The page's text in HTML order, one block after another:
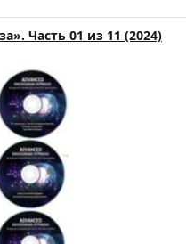
Часть 01 из 11 (2024)